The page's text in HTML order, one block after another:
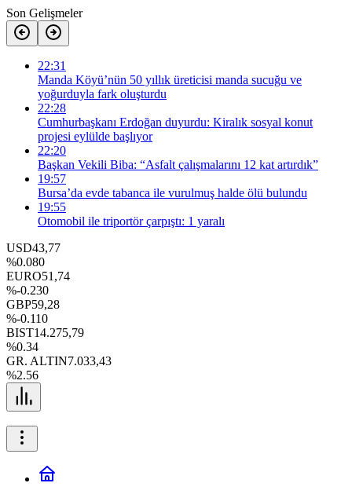
Son Gelişmeler
22:31
Manda Köyü’nün 50 yıllık üreticisi manda sucuğu ve
yoğurduyla fark oluşturdu
22:28
Cumhurbaşkanı Erdoğan duyurdu: Kiralık sosyal konut
projesi eylülde başlıyor
22:20
Başkan Vekili Biba: “Asfalt çalışmalarını 12 kat artırdık”
19:57
Bursa’da evde tabanca ile vurulmuş halde ölü bulundu
19:55
Otomobil ile triportör çarpıştı: 1 yaralı
USD43,77
%0.080
EURO51,74
%-0.230
GBP59,28
%-0.110
BIST14.275,79
%0.34
GR. ALTIN7.033,43
%2.56